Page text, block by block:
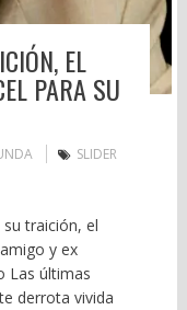
EL
PARA SU
SLIDER
traición, el
y ex
Las últimas
derrota vivida